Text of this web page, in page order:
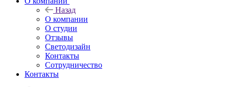
Назад
О компании
О студии
Отзывы
Светодизайн
Контакты
Сотрудничество
Контакты